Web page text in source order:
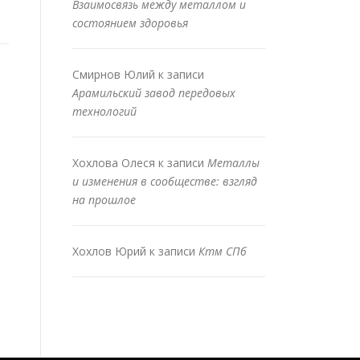
Взаимосвязь между металлом и
состоянием здоровья
Смирнов Юлий к записи
Арамильский завод передовых
технологий
Хохлова Олеся к записи Металлы
и изменения в сообществе: взгляд
на прошлое
Хохлов Юрий к записи Ктм СПб